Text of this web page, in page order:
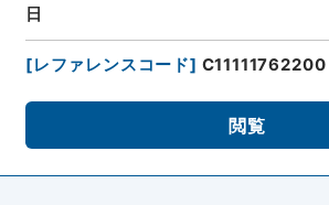
日
[レファレンスコード] C11111762200
閲覧